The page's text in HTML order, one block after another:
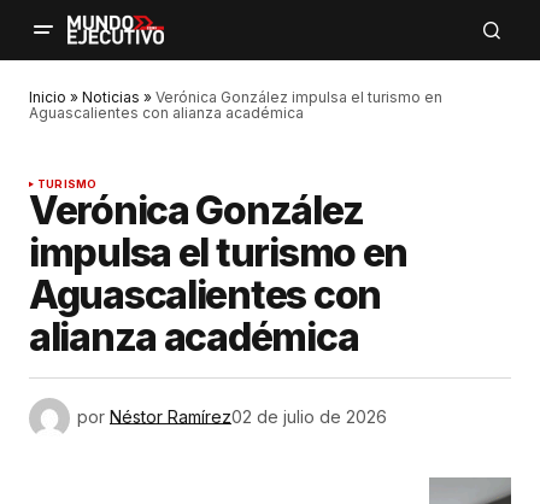
Inicio » Noticias » Verónica González impulsa el turismo en
Aguascalientes con alianza académica
TURISMO
Verónica González
impulsa el turismo en
Aguascalientes con
alianza académica
por Néstor Ramírez02 de julio de 2026